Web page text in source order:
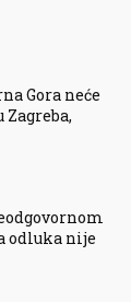
Gora neće
odluka nije